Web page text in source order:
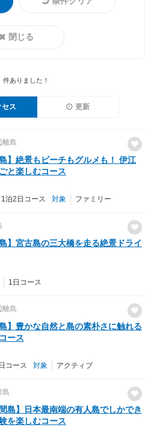
閉じる
件ありました！
セス 更新
離島
島】絶景もビーチもグルメも！ 伊江
と楽しむコース
1泊2日コース 対象 ファミリー
島】宮古島の三大橋を走る絶景ドライ
1日コース
離島
島】豊かな自然と島の素朴さに触れる
ース
コース 対象 アクティブ
島
間島】日本最南端の有人島でしかでき
を楽しむコース